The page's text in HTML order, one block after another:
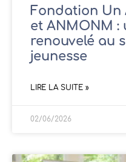
Fondation Un
et ANMONM
renouvelé au
jeunesse
LIRE LA SUITE »
02/06/2026